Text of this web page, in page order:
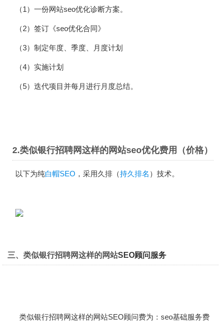
（1）一份网站seo优化诊断方案。
（2）签订《seo优化合同》
（3）制定年度、季度、月度计划
（4）实施计划
（5）迭代项目并每月进行月度总结。
2.类似银行招聘网这样的网站seo优化费用（价格）
以下为纯白帽SEO ，采用久排（持久排名 ）技术。
三、类似银行招聘网这样的网站SEO顾问服务
类似银行招聘网这样的网站SEO顾问费为：seo基础服务费